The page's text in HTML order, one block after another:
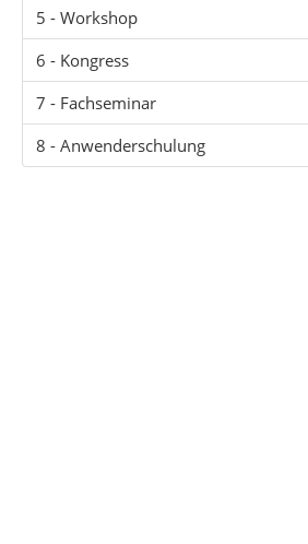
5 - Workshop
6 - Kongress
7 - Fachseminar
8 - Anwenderschulung